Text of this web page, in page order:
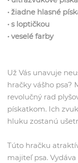
• žiadne hlasné
• s loptičkou
• veselé farby
Už Vás unavuje
hračky vášho psa?
revolučný rad
pískatkom. Ich
hluku zostanú
Túto hračku
majiteľ psa.